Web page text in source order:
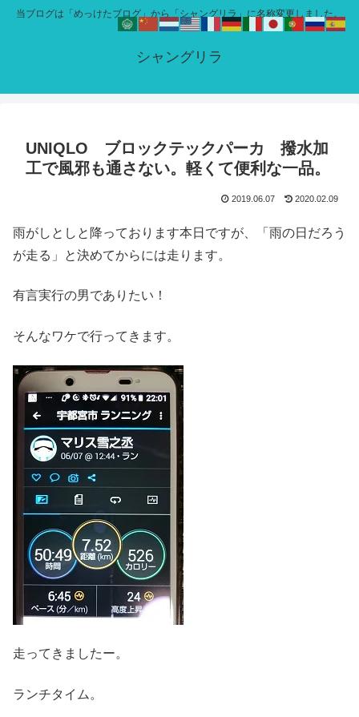
当ブログは「めっけたブログ」から「シャングリラ」に名称変更しました。
シャングリラ
UNIQLO ブロックテックパーカ 撥水加
工で風邪も通さない。軽くて便利な一品。
2019.06.07 2020.02.09
雨がしとしと降っております本日ですが、「雨の日だろう
が走る」と決めてからには走ります。
有言実行の男でありたい！
そんなワケで行ってきます。
走ってきましたー。
ランチタイム。